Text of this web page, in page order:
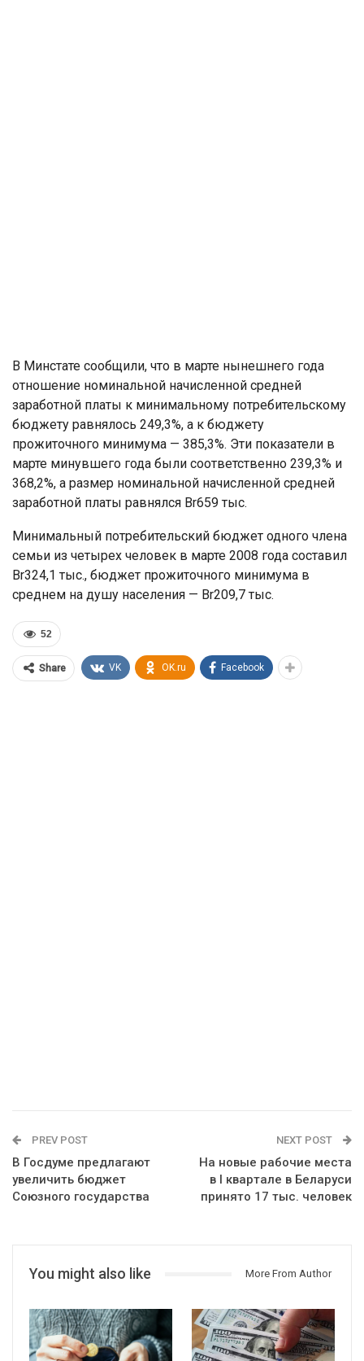
В Минстате сообщили, что в марте нынешнего года
отношение номинальной начисленной средней
заработной платы к минимальному потребительскому
бюджету равнялось 249,3%, а к бюджету
прожиточного минимума — 385,3%. Эти показатели в
марте минувшего года были соответственно 239,3% и
368,2%, а размер номинальной начисленной средней
заработной платы равнялся Br659 тыс.
Минимальный потребительский бюджет одного члена
семьи из четырех человек в марте 2008 года составил
Br324,1 тыс., бюджет прожиточного минимума в
среднем на душу населения — Br209,7 тыс.
52
Share VK OK.ru Facebook
PREV POST
В Госдуме предлагают
увеличить бюджет
Союзного государства
NEXT POST
На новые рабочие места
в I квартале в Беларуси
принято 17 тыс. человек
You might also like More From Author